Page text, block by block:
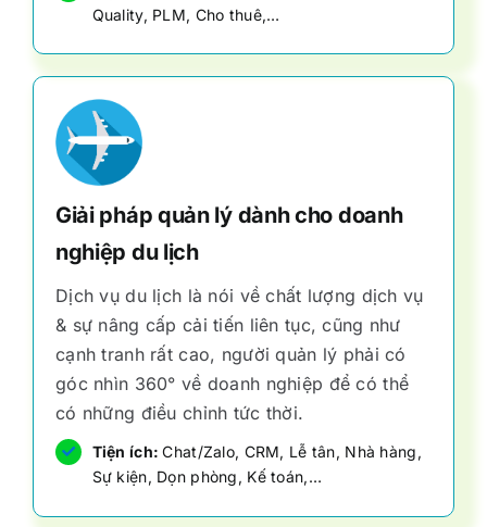
Quality, PLM, Cho thuê,…
Giải pháp quản lý dành cho doanh
nghiệp du lịch
Dịch vụ du lịch là nói về chất lượng dịch vụ
& sự nâng cấp cải tiến liên tục, cũng như
cạnh tranh rất cao, người quản lý phải có
góc nhìn 360° về doanh nghiệp để có thể
có những điều chỉnh tức thời.
Tiện ích:Chat/Zalo, CRM, Lễ tân, Nhà hàng,
Sự kiện, Dọn phòng, Kế toán,…